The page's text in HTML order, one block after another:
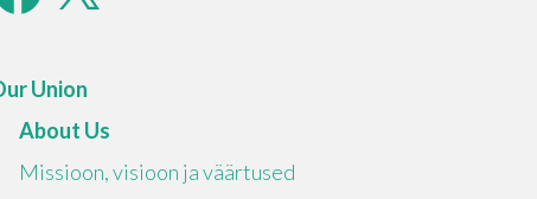
Union
About Us
Missioon, visioon ja väärtused